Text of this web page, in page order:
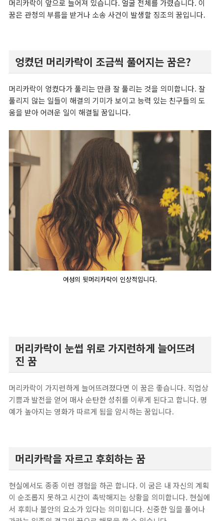
머리카락이 앞으로 늘어져 있습니다. 얼굴 전체를 가렸습니다. 이
꿈은 관청의 부름을 받거나 소송 사건이 발생할 징조의 꿈입니다.
엉켰던 머리카락이 조금씩 풀어지는 꿈은?
머리카락이 엉켰다가 풀리는 만큼 잘 풀리는 것을 의미합니다. 잘
풀리지 않는 일들이 해결의 기미가 보이고 능력 있는 친구들의 도
움을 받아 어려운 일이 해결될 꿈입니다.
여성의 뒷머리카락이 인상적입니다.
머리카락이 눈썹 위로 가지런하게 늘어뜨려
진 꿈
머리카락이 가지런하게 늘어뜨려졌다면 이 꿈은 좋습니다. 직업상
기쁨과 발전을 얻어 매사 순탄한 성취를 이루게 된다고 합니다. 명
예가 높아지는 영화가 따르게 됨을 암시하는 꿈입니다.
머리카락을 자르고 후회하는 꿈
현실에서도 종종 이런 경험을 하곤 합니다. 이 굼은 내 자신의 계획
이 순조롭지 못하고 시간이 촉박해지는 상황을 의미합니다. 현실에
서 후회나 불안의 요소가 있다는 의미힙니다. 신중한 일을 풀어나